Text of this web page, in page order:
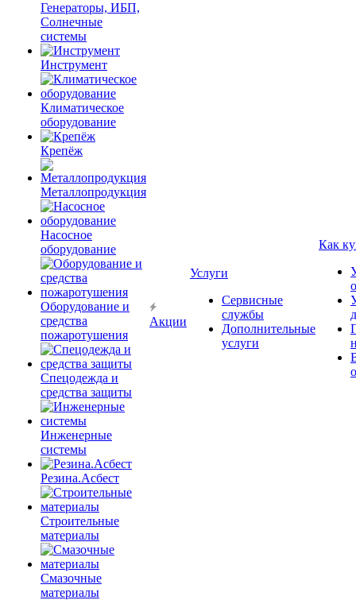
Генераторы, ИБП,
Солнечные
системы
Инструмент
Климатическое
оборудование
Крепёж
Металлопродукция
Насосное
оборудование
Оборудование и
средства
пожаротушения
Спецодежда и
средства защиты
Инженерные
системы
Резина.Асбест
Строительные
материалы
Смазочные
материалы
Акции
Услуги
Сервисные
службы
Дополнительные
услуги
Как